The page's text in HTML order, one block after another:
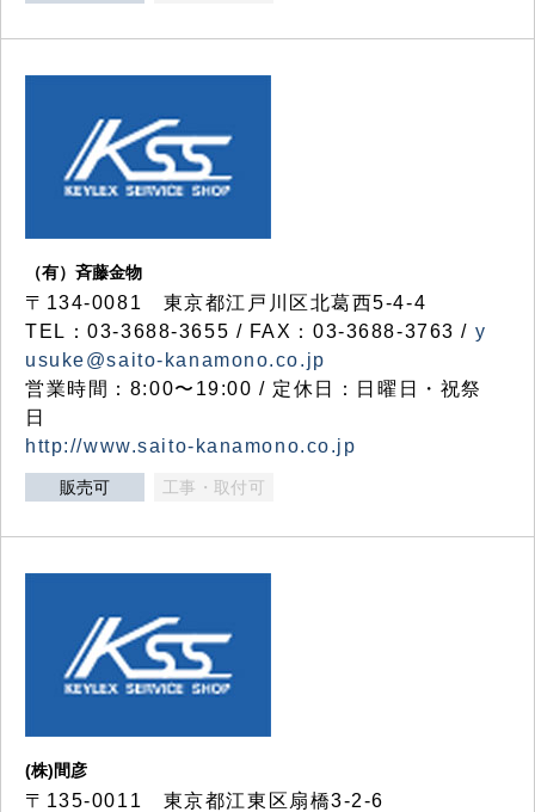
（有）斉藤金物
〒134-0081 東京都江戸川区北葛西5-4-4
TEL：03-3688-3655 / FAX：03-3688-3763 / y
usuke@saito-kanamono.co.jp
営業時間：8:00〜19:00 / 定休日：日曜日・祝祭
日
http://www.saito-kanamono.co.jp
販売可 工事・取付可
(株)間彦
〒135-0011 東京都江東区扇橋3-2-6